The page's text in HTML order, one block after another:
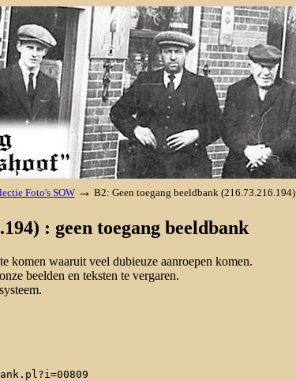
Foto's SOW → B2: Geen toegang beeldbank (216.73.216.194)
: geen toegang beeldbank
komen waaruit veel dubieuze aanroepen komen.
beelden en teksten te vergaren.